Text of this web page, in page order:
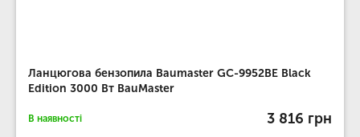
Ланцюгова бензопила Baumaster GC-9952BE Black
Edition 3000 Вт BauMaster
В наявності 3 816 грн